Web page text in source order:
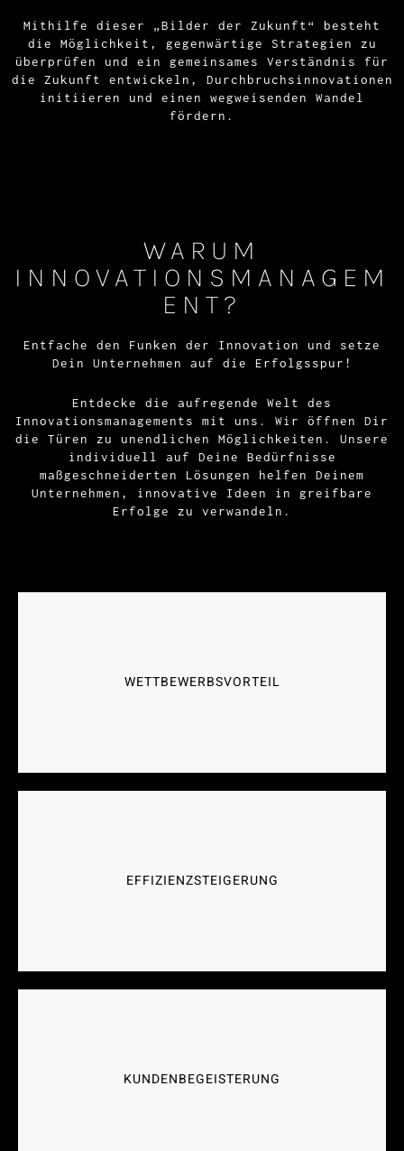
Mithilfe dieser „Bilder der Zukunft“ besteht
die Möglichkeit, gegenwärtige Strategien zu
überprüfen und ein gemeinsames Verständnis für
die Zukunft entwickeln, Durchbruchsinnovationen
initiieren und einen wegweisenden Wandel
fördern.
WARUM
INNOVATIONSMANAGEM
ENT?
Entfache den Funken der Innovation und setze
Dein Unternehmen auf die Erfolgsspur!
Entdecke die aufregende Welt des
Innovationsmanagements mit uns. Wir öffnen Dir
die Türen zu unendlichen Möglichkeiten. Unsere
individuell auf Deine Bedürfnisse
maßgeschneiderten Lösungen helfen Deinem
Unternehmen, innovative Ideen in greifbare
Erfolge zu verwandeln.
WETTBEWERBSVORTEIL
Nehme durch bahnbrechende Ideen deutlich
Abstand zum Wettbewerber.
EFFIZIENZSTEIGERUNG
KUNDENBEGEISTERUNG